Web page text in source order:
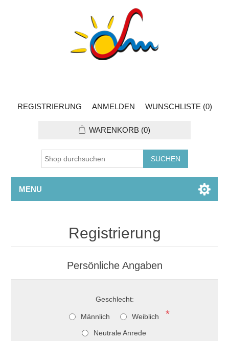
REGISTRIERUNG ANMELDEN WUNSCHLISTE (0)
WARENKORB (0)
MENU
Registrierung
Persönliche Angaben
Geschlecht:
Männlich
Weiblich
Neutrale Anrede
*